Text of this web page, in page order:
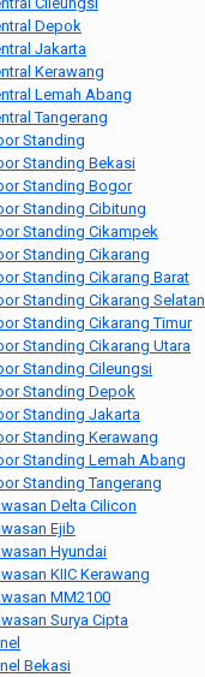
Depok
Jakarta
Kerawang
Lemah Abang
Tangerang
Standing
Standing Bekasi
Standing Bogor
Standing Cibitung
Standing Cikampek
Standing Cikarang
Standing Cikarang Barat
Standing Cikarang Selatan
Standing Cikarang Timur
Standing Cikarang Utara
Standing Cileungsi
Standing Depok
Standing Jakarta
Standing Kerawang
Standing Lemah Abang
Standing Tangerang
Delta Cilicon
Ejib
Hyundai
KIIC Kerawang
MM2100
Surya Cipta
Bekasi